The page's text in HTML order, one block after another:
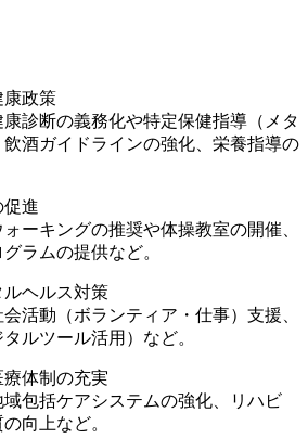
政策
診断の義務化や特定保健指導（メタ
酒ガイドラインの強化、栄養指導の
進
ーキングの推奨や体操教室の開催、
ラムの提供など。
ヘルス対策
活動（ボランティア・仕事）支援、
ルツール活用）など。
体制の充実
包括ケアシステムの強化、リハビ
向上など。